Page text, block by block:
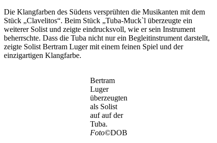
Die Klangfarben des Südens versprühten die Musikanten mit dem
Stück „Clavelitos“. Beim Stück „Tuba-Muck`l überzeugte ein
weiterer Solist und zeigte eindrucksvoll, wie er sein Instrument
beherrschte. Dass die Tuba nicht nur ein Begleitinstrument darstellt,
zeigte Solist Bertram Luger mit einem feinen Spiel und der
einzigartigen Klangfarbe.
Bertram
Luger
überzeugten
als Solist
auf auf der
Tuba.
Foto©DOB